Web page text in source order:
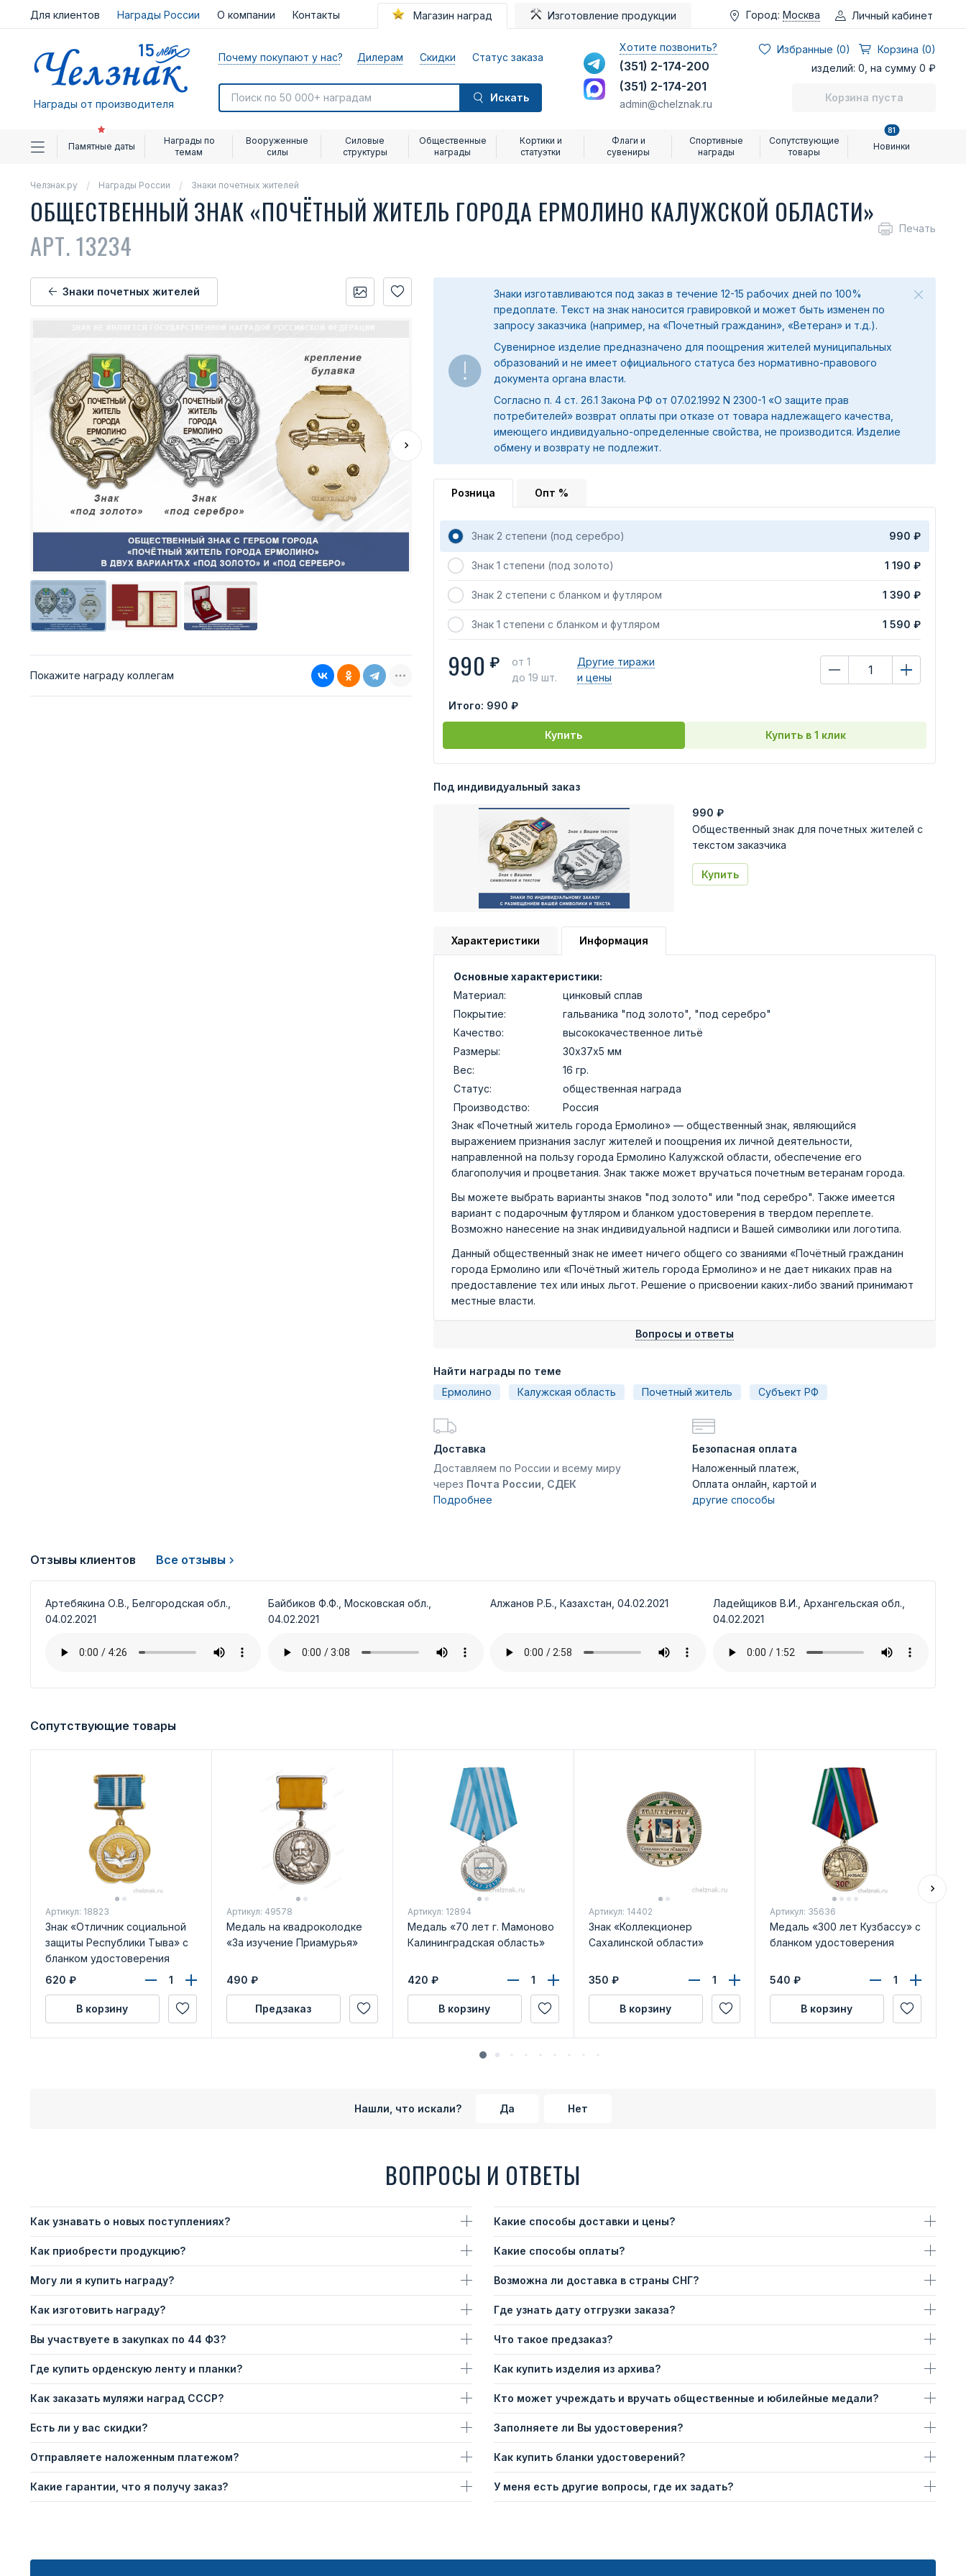
Для клиентов Награды России О компании Контакты Магазин наград Изготовление продукции Город: Москва Личный кабинет
Награды от производителя
Почему покупают у нас? Дилерам Скидки Статус заказа
Искать
Хотите позвонить?
(351) 2-174-200
(351) 2-174-201
admin@chelznak.ru
Избранные (0)
Корзина (0)
изделий: 0, на сумму 0 ₽
Корзина пуста
Памятные даты
Награды по
темам
Вооруженные
силы
Силовые
структуры
Общественные
награды
Кортики и
статуэтки
Флаги и
сувениры
Спортивные
награды
Сопутствующие
товары
Новинки
81
Челзнак.ру Награды России Знаки почетных жителей
ОБЩЕСТВЕННЫЙ ЗНАК «ПОЧЁТНЫЙ ЖИТЕЛЬ ГОРОДА ЕРМОЛИНО КАЛУЖСКОЙ ОБЛАСТИ»
АРТ. 13234
Печать
Знаки почетных жителей
Покажите награду коллегам
Знаки изготавливаются под заказ в течение 12-15 рабочих дней по 100%
предоплате. Текст на знак наносится гравировкой и может быть изменен по
запросу заказчика (например, на «Почетный гражданин», «Ветеран» и т.д.).
Сувенирное изделие предназначено для поощрения жителей муниципальных
образований и не имеет официального статуса без нормативно-правового
документа органа власти.
Согласно п. 4 ст. 26.1 Закона РФ от 07.02.1992 N 2300-1 «О защите прав
потребителей» возврат оплаты при отказе от товара надлежащего качества,
имеющего индивидуально-определенные свойства, не производится. Изделие
обмену и возврату не подлежит.
Розница Опт %
Знак 2 степени (под серебро) 990 ₽
Знак 1 степени (под золото) 1 190 ₽
Знак 2 степени с бланком и футляром 1 390 ₽
Знак 1 степени с бланком и футляром 1 590 ₽
990 ₽
от 1
до 19 шт.
Другие тиражи
и цены
Итого: 990 ₽
Купить Купить в 1 клик
Под индивидуальный заказ
990 ₽
Общественный знак для почетных жителей с
текстом заказчика
Купить
Характеристики Информация
Основные характеристики:
Материал:
цинковый сплав
Покрытие:
гальваника "под золото", "под серебро"
Качество:
высококачественное литьё
Размеры:
30х37х5 мм
Вес:
16 гр.
Статус:
общественная награда
Производство:
Россия
Знак «Почетный житель города Ермолино» — общественный знак, являющийся
выражением признания заслуг жителей и поощрения их личной деятельности,
направленной на пользу города Ермолино Калужской области, обеспечение его
благополучия и процветания. Знак также может вручаться почетным ветеранам города.
Вы можете выбрать варианты знаков "под золото" или "под серебро". Также имеется
вариант с подарочным футляром и бланком удостоверения в твердом переплете.
Возможно нанесение на знак индивидуальной надписи и Вашей символики или логотипа.
Данный общественный знак не имеет ничего общего со званиями «Почётный гражданин
города Ермолино или «Почётный житель города Ермолино» и не дает никаких прав на
предоставление тех или иных льгот. Решение о присвоении каких-либо званий принимают
местные власти.
Вопросы и ответы
Найти награды по теме
Ермолино
Калужская область Почетный житель Субъект РФ
Доставка
Доставляем по России и всему миру
через Почта России, СДЕК
Подробнее
Безопасная оплата
Наложенный платеж,
Оплата онлайн, картой и
другие способы
Отзывы клиентов Все отзывы
Артебякина О.В., Белгородская обл.,
04.02.2021
Байбиков Ф.Ф., Московская обл.,
04.02.2021
Алжанов Р.Б., Казахстан, 04.02.2021
Ладейщиков В.И., Архангельская обл.,
04.02.2021
Сопутствующие товары
Артикул: 18823
Знак «Отличник социальной
защиты Республики Тыва» с
бланком удостоверения
620 ₽
В корзину
Артикул: 49578
Медаль на квадроколодке
«За изучение Приамурья»
490 ₽
Предзаказ
Артикул: 12894
Медаль «70 лет г. Мамоново
Калининградская область»
420 ₽
В корзину
Артикул: 14402
Знак «Коллекционер
Сахалинской области»
350 ₽
В корзину
Артикул: 35636
Медаль «300 лет Кузбассу» с
бланком удостоверения
540 ₽
В корзину
Нашли, что искали? Да Нет
ВОПРОСЫ И ОТВЕТЫ
Как узнавать о новых поступлениях?
Как приобрести продукцию?
Могу ли я купить награду?
Как изготовить награду?
Вы участвуете в закупках по 44 ФЗ?
Где купить орденскую ленту и планки?
Как заказать муляжи наград СССР?
Есть ли у вас скидки?
Отправляете наложенным платежом?
Какие гарантии, что я получу заказ?
Какие способы доставки и цены?
Какие способы оплаты?
Возможна ли доставка в страны СНГ?
Где узнать дату отгрузки заказа?
Что такое предзаказ?
Как купить изделия из архива?
Кто может учреждать и вручать общественные и юбилейные медали?
Заполняете ли Вы удостоверения?
Как купить бланки удостоверений?
У меня есть другие вопросы, где их задать?